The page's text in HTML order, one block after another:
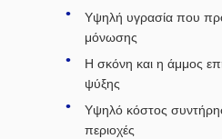
Υψηλή υγρασία που
μόνωσης
Η σκόνη και η άμμος
ψύξης
Υψηλό κόστος
περιοχές